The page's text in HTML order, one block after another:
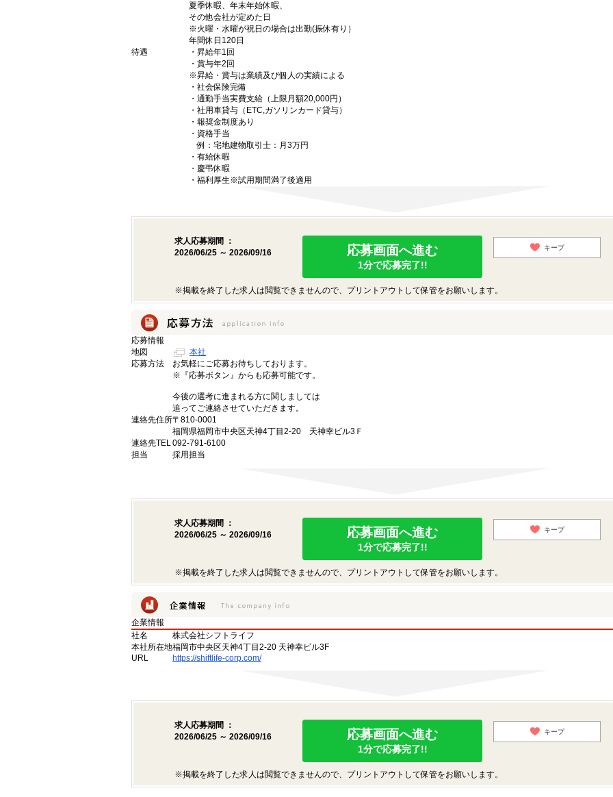
夏季休暇、年末年始休暇、
その他会社が定めた日
※火曜・水曜が祝日の場合は出勤(振休有り）
年間休日120日
待遇
・昇給年1回
・賞与年2回
※昇給・賞与は業績及び個人の実績による
・社会保険完備
・通勤手当実費支給（上限月額20,000円）
・社用車貸与（ETC,ガソリンカード貸与）
・報奨金制度あり
・資格手当
例：宅地建物取引士：月3万円
・有給休暇
・慶弔休暇
・福利厚生※試用期間満了後適用
求人応募期間 ：
2026/06/25 ～ 2026/09/16
応募画面へ進む
1分で応募完了!!
キープ
※掲載を終了した求人は閲覧できませんので、プリントアウトして保管をお願いします。
応募情報
地図
本社
応募方法
お気軽にご応募お待ちしております。
※『応募ボタン』からも応募可能です。
今後の選考に進まれる方に関しましては
追ってご連絡させていただきます。
連絡先住所〒810-0001
福岡県福岡市中央区天神4丁目2-20 天神幸ビル3Ｆ
連絡先TEL092-791-6100
担当
採用担当
求人応募期間 ：
2026/06/25 ～ 2026/09/16
応募画面へ進む
1分で応募完了!!
キープ
※掲載を終了した求人は閲覧できませんので、プリントアウトして保管をお願いします。
企業情報
社名
株式会社シフトライフ
本社所在地福岡市中央区天神4丁目2-20 天神幸ビル3F
URL
https://shiftlife-corp.com/
求人応募期間 ：
2026/06/25 ～ 2026/09/16
応募画面へ進む
1分で応募完了!!
キープ
※掲載を終了した求人は閲覧できませんので、プリントアウトして保管をお願いします。